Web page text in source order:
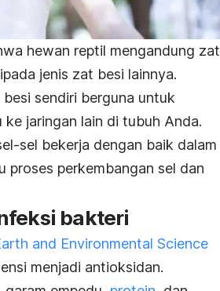
hewan reptil mengandung zat
jenis zat besi lainnya.
besi sendiri berguna untuk
jaringan lain di tubuh Anda.
sel bekerja dengan baik dalam
proses perkembangan sel dan
bakteri
and Environmental Science
menjadi antioksidan.